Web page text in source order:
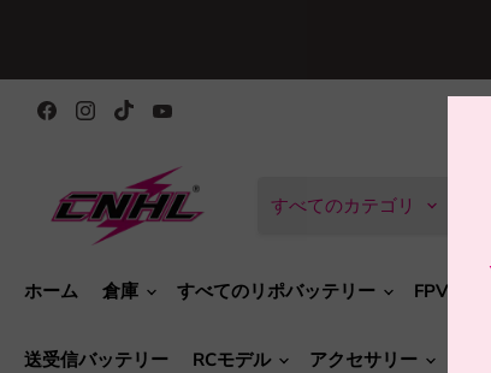
Facebook
で
て
く
Instagram
で
て
く
だ
TikTok
で
け
て
く
て
く
すべてのカテゴリ
ホーム 倉庫 すべてのリポバッテリー FPVド
送受信バッテリー RCモデル アクセサリー 新